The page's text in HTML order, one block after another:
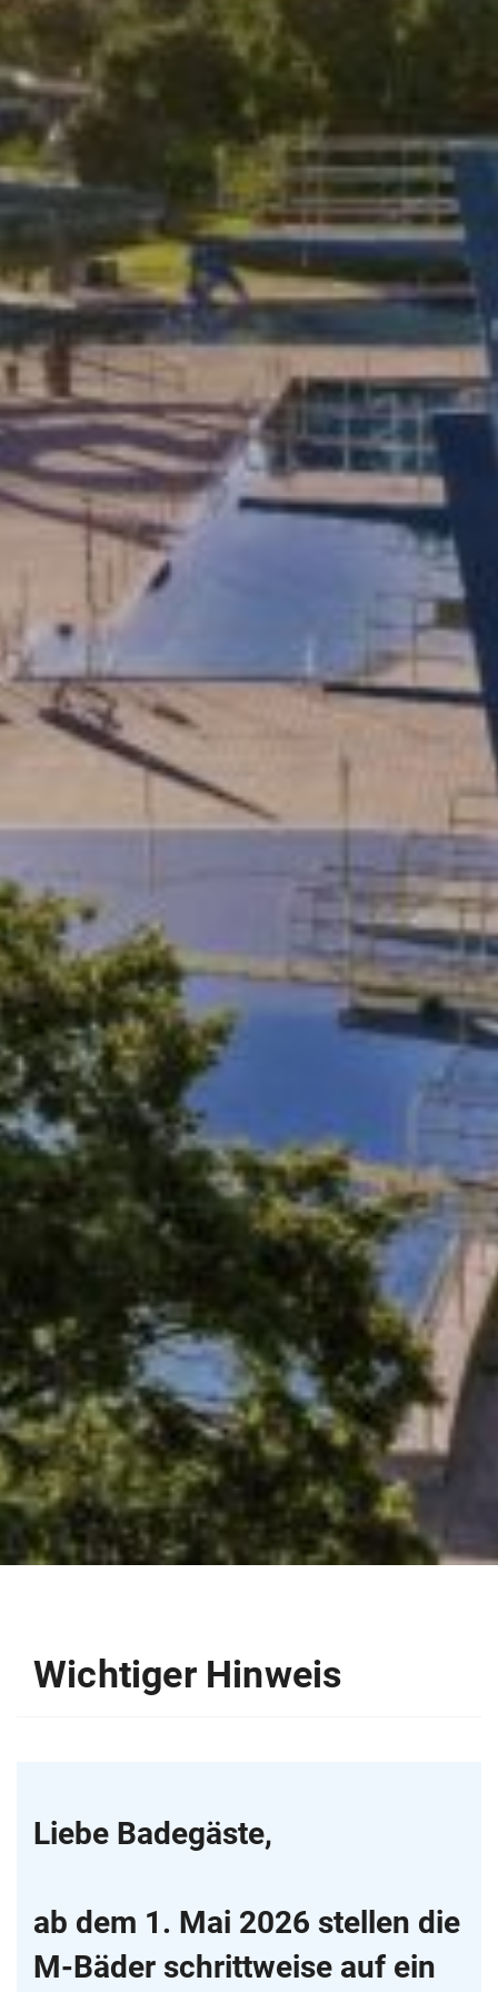
Wichtiger Hinweis
Liebe Badegäste,
ab dem 1. Mai 2026 stellen die
M-Bäder schrittweise auf ein